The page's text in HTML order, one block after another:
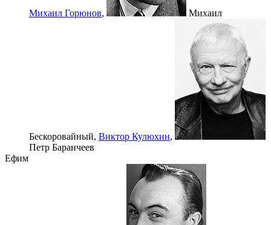
Михаил Горюнов, Михаил
Бескоровайный, Виктор Кулюxин,
Петр Баранчеев
Ефим